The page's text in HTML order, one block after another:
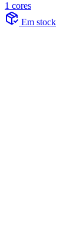
1 cores
Em stock